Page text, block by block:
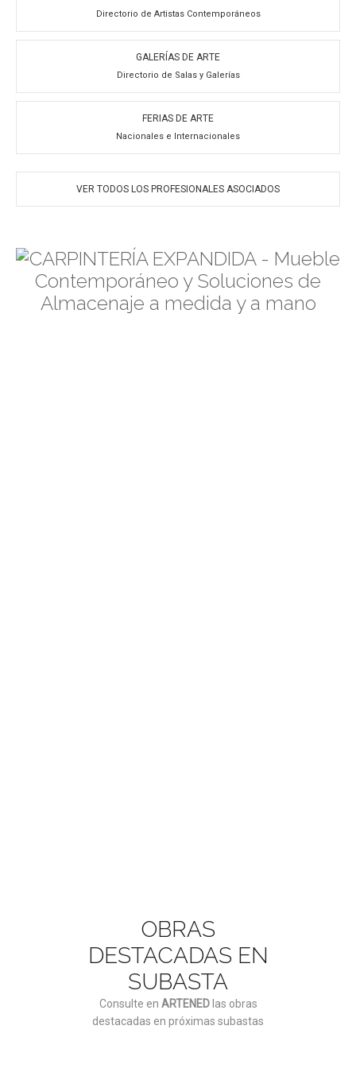
Directorio de Artistas Contemporáneos
GALERÍAS DE ARTE
Directorio de Salas y Galerías
FERIAS DE ARTE
Nacionales e Internacionales
VER TODOS LOS PROFESIONALES ASOCIADOS
OBRAS
DESTACADAS EN
SUBASTA
Consulte en ARTENEDlas obras
destacadas en próximas subastas